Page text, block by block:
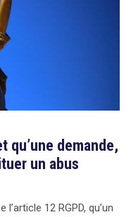
qu’une demande,
un abus
12 RGPD, qu’un